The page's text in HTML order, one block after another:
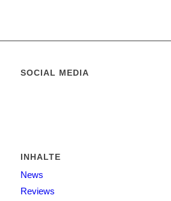
SOCIAL MEDIA
INHALTE
News
Reviews